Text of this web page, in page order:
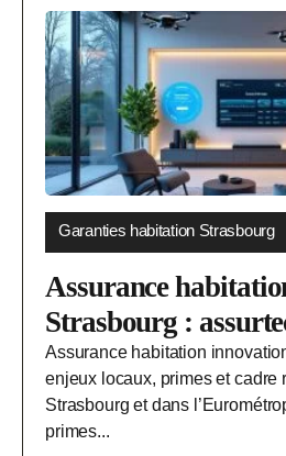
Garanties habitation Strasbourg
Assurance
Strasbourg :
Assurance habitation
enjeux locaux, primes et cadre
Strasbourg et dans
primes...